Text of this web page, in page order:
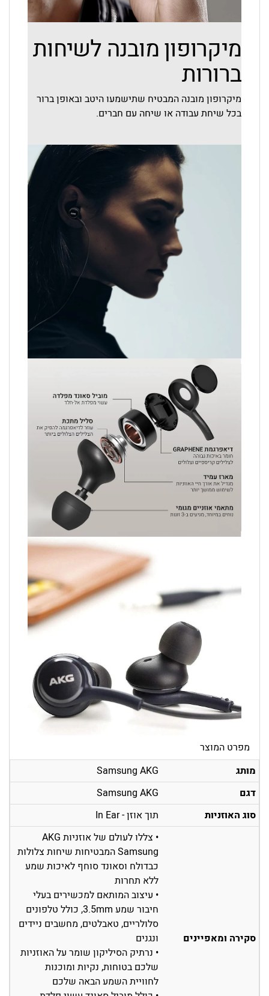
מיקרופון מובנה לשיחות
ברורות
מיקרופון מובנה המבטיח שתישמעו היטב ובאופן ברור
בכל שיחת עבודה או שיחה עם חברים.
מפרט המוצר
מותג
Samsung AKG
דגם
Samsung AKG
סוג האוזניות
תוך אוזן - In Ear
סקירה ומאפיינים
• צללו לעולם של אוזניות AKG
Samsung המבטיחות שיחות צלולות
כבדולח וסאונד סוחף לאיכות שמע
ללא תחרות
• עיצוב המותאם למכשירים בעלי
חיבור שמע 3.5mm, כולל טלפונים
סלולריים, טאבלטים, מחשבים ניידים
ונגנים
• נרתיק הסיליקון שומר על האוזניות
שלכם בטוחות, נקיות ומוכנות
לחוויית השמע הבאה שלכם